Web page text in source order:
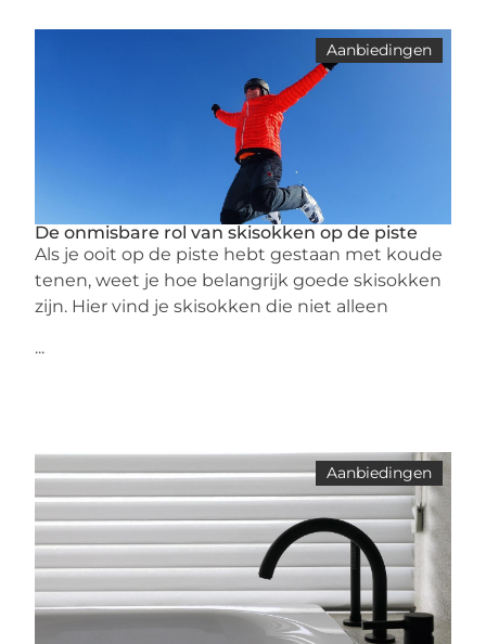
Aanbiedingen
De onmisbare rol van skisokken op de piste
Als je ooit op de piste hebt gestaan met koude
tenen, weet je hoe belangrijk goede skisokken
zijn. Hier vind je skisokken die niet alleen
...
Aanbiedingen